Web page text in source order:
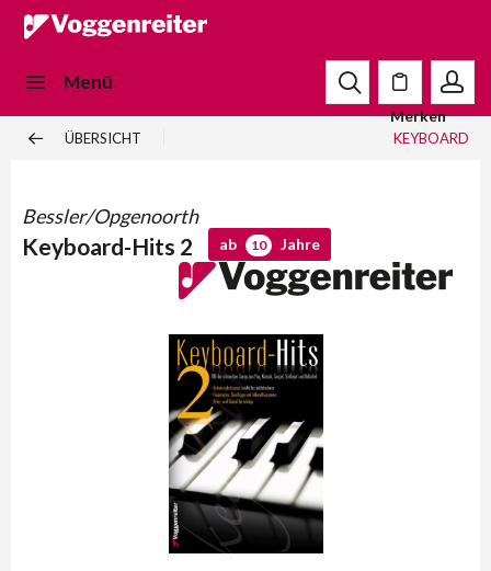
Menü
Merken
ÜBERSICHT KEYBOARD
Bessler/Opgenoorth
Keyboard-Hits 2 ab 10 Jahre